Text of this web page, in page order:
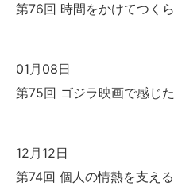
第76回 時間をかけてつく
01月08日
第75回 ゴジラ映画で感じ
12月12日
第74回 個人の情熱を支え